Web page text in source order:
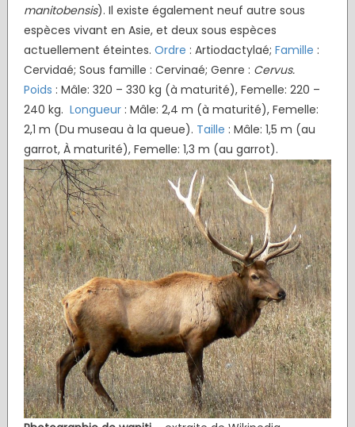
manitobensis). Il existe également neuf autre sous
espèces vivant en Asie, et deux sous espèces
actuellement éteintes. Ordre : Artiodactylaé; Famille :
Cervidaé; Sous famille : Cervinaé; Genre : Cervus.
Poids : Mâle: 320 – 330 kg (à maturité), Femelle: 220 –
240 kg. Longueur: Mâle: 2,4 m (à maturité), Femelle:
2,1 m (Du museau à la queue). Taille : Mâle: 1,5 m (au
garrot, À maturité), Femelle: 1,3 m (au garrot).